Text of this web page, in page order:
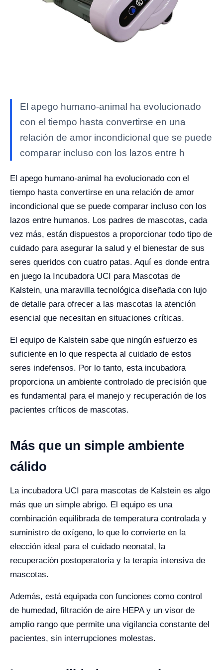
El apego humano-animal ha evolucionado
con el tiempo hasta convertirse en una
relación de amor incondicional que se puede
comparar incluso con los lazos entre h
El apego humano-animal ha evolucionado con el
tiempo hasta convertirse en una relación de amor
incondicional que se puede comparar incluso con los
lazos entre humanos. Los padres de mascotas, cada
vez más, están dispuestos a proporcionar todo tipo de
cuidado para asegurar la salud y el bienestar de sus
seres queridos con cuatro patas. Aquí es donde entra
en juego la Incubadora UCI para Mascotas de
Kalstein, una maravilla tecnológica diseñada con lujo
de detalle para ofrecer a las mascotas la atención
esencial que necesitan en situaciones críticas.
El equipo de Kalstein sabe que ningún esfuerzo es
suficiente en lo que respecta al cuidado de estos
seres indefensos. Por lo tanto, esta incubadora
proporciona un ambiente controlado de precisión que
es fundamental para el manejo y recuperación de los
pacientes críticos de mascotas.
Más que un simple ambiente
cálido
La incubadora UCI para mascotas de Kalstein es algo
más que un simple abrigo. El equipo es una
combinación equilibrada de temperatura controlada y
suministro de oxígeno, lo que lo convierte en la
elección ideal para el cuidado neonatal, la
recuperación postoperatoria y la terapia intensiva de
mascotas.
Además, está equipada con funciones como control
de humedad, filtración de aire HEPA y un visor de
amplio rango que permite una vigilancia constante del
pacientes, sin interrupciones molestas.